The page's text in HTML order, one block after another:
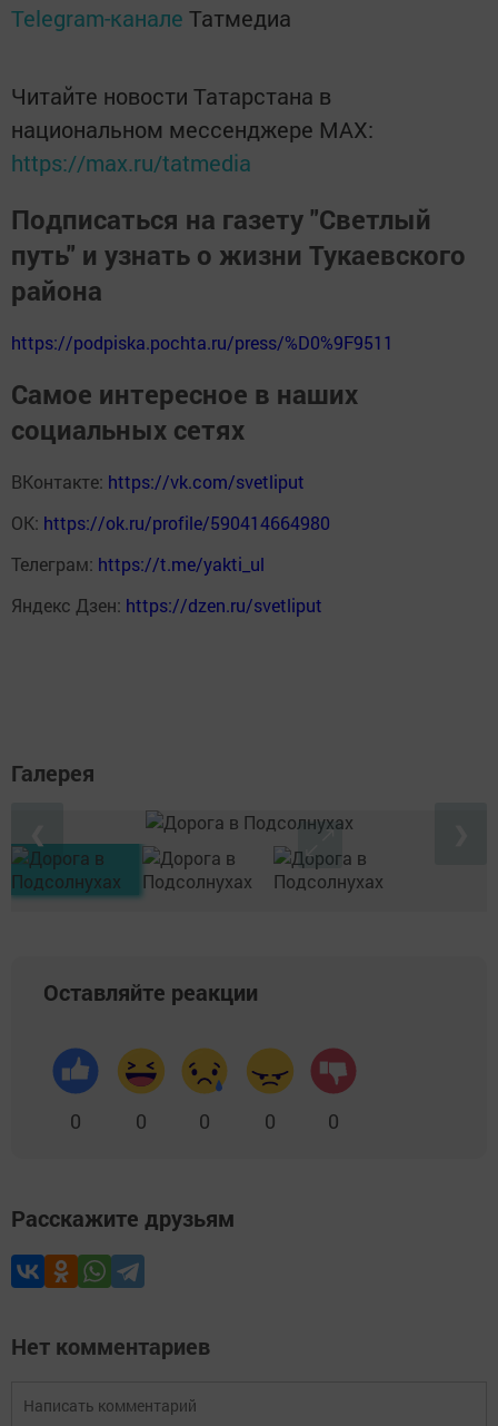
Telegram-канале Татмедиа
Читайте новости Татарстана в
национальном мессенджере MАХ:
https://max.ru/tatmedia
Подписаться на газету "Светлый
путь" и узнать о жизни Тукаевского
района
https://podpiska.pochta.ru/press/%D0%9F9511
Самое интересное в наших
социальных сетях
ВКонтакте: https://vk.com/svetliput
ОК: https://ok.ru/profile/590414664980
Телеграм: https://t.me/yakti_ul
Яндекс Дзен: https://dzen.ru/svetliput
Галерея
Оставляйте реакции
0 0 0 0 0
Расскажите друзьям
Нет комментариев